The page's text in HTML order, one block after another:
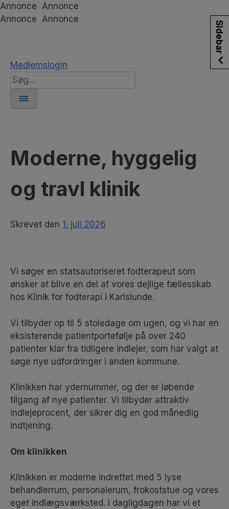
Hop
til
Annonce Annonce
Annonce Annonce
Medlemslogin
Search
for:
Moderne, hyggelig
og travl klinik
Skrevet den 1. juli 2026
Vi søger en statsautoriseret fodterapeut som
ønsker at blive en del af vores dejlige fællesskab
hos Klinik for fodterapi i Karlslunde.
Vi tilbyder op til 5 stoledage om ugen, og vi har en
eksisterende patientportefølje på over 240
patienter klar fra tidligere indlejer, som har valgt at
søge nye udfordringer i anden kommune.
Klinikken har ydernummer, og der er løbende
tilgang af nye patienter. Vi tilbyder attraktiv
indlejeprocent, der sikrer dig en god månedlig
indtjening.
Om klinikken
Klinikken er moderne indrettet med 5 lyse
behandlerrum, personalerum, frokoststue og vores
eget indlægsværksted. I dagligdagen har vi et
Sidebar